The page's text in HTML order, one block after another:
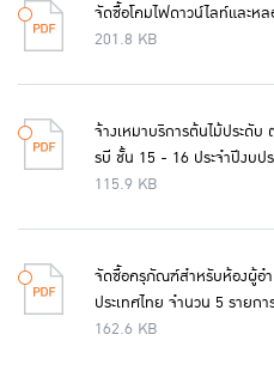
จัดซื้อโคมไฟดาวน์ไลท์และห
201.8 KB
จ้างเหมาบริการต้นไม้ประดั
รบี ชั้น 15 - 16 ประจำปีงบ
115.9 KB
จัดซื้อครุภัณฑ์สำหรับห้องผู้อ
ประเทศไทย จำนวน 5 รายกา
162.6 KB